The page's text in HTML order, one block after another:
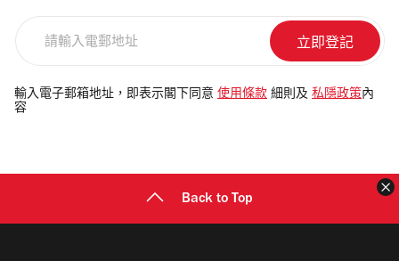
電
郵
輸入電子郵箱地址，即表示閣下同意 使用條款 細則及 私隱政策 內
容
Back to Top